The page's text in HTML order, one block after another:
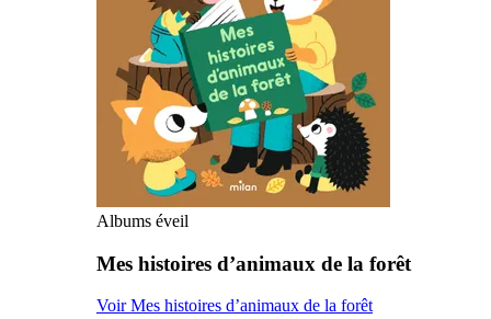
Albums éveil
Mes histoires d’animaux de la forêt
Voir Mes histoires d’animaux de la forêt